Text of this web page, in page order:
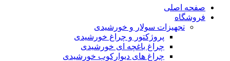
صفحه اصلی
فروشگاه
تجهیزات سولار و خورشیدی
پروژکتور و چراغ خورشیدی
چراغ باغچه ای خورشیدی
چراغ های دیوارکوب خورشیدی